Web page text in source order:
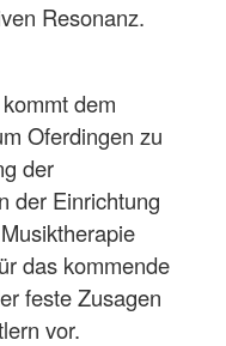
Resonanz.
dem
Oferdingen zu
der
der Einrichtung
das kommende
feste Zusagen
vor.